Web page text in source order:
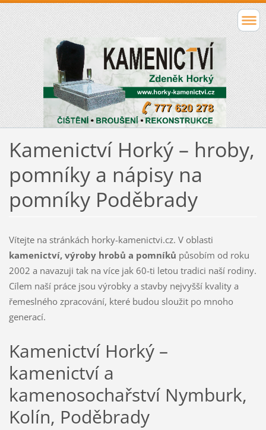
Kamenictví Horký – hroby,
pomníky a nápisy na
pomníky Poděbrady
Vítejte na stránkách horky-kamenictvi.cz. V oblasti
kamenictví, výroby hrobů a pomníků působím od roku
2002 a navazuji tak na více jak 60-ti letou tradici naší rodiny.
Cílem naší práce jsou výrobky a stavby nejvyšší kvality a
řemeslného zpracování, které budou sloužit po mnoho
generací.
Kamenictví Horký –
kamenictví a
kamenosochařství Nymburk,
Kolín, Poděbrady